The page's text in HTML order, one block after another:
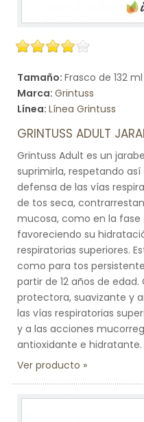
Tamaño: Frasco de 132 ml
Marca: Grintuss
Línea: Línea Grintuss
GRINTUSS ADULT
Grintuss Adult es un
suprimirla, respetando
defensa de las vías
de tos seca,
mucosa, como en la
favoreciendo su
respiratorias superiores.
como para tos
partir de 12 años de
protectora, suavizante y
las vías respiratorias
y a las acciones
antioxidante e hidratante.
Ver producto